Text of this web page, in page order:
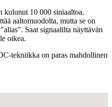
kulunut 10 000 siniaaltoa.
aaltomuodolta, mutta se on
Saat signaalilta näyttävän
oikea.
tekniikka on paras mahdollinen